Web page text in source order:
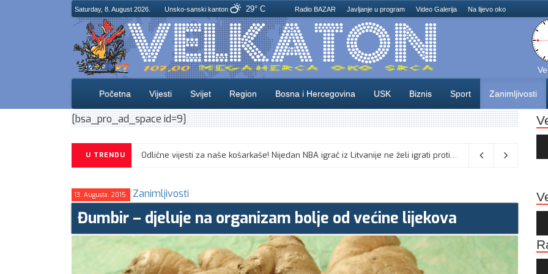
Saturday, 8. August 2026. Unsko-sanski kanton 29° C Radio BAZAR Javljanje u program Video Galerija Na lijevo oko
Početna Vijesti Svijet Region Bosna i Hercegovina USK Biznis Sport Zanimljivosti
[bsa_pro_ad_space id=9]
U TRENDU Turska odbacuje tvrdnje o sporazumu sa Saudijskom Arabijom i Pakistanom: Nema sukoba s obavezama prema NATO-u
13. Augusta. 2015. Zanimljivosti
Đumbir – djeluje na organizam bolje od većine lijekova